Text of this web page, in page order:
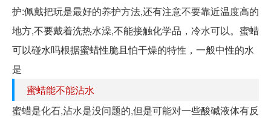
护:佩戴把玩是最好的养护方法,还有注意不要靠近温度高的
地方,不要戴着洗热水澡,不能接触化学品，冷水可以。蜜蜡
可以碰水吗根据蜜蜡性脆且怕干燥的特性，一般中性的水
是
蜜蜡能不能沾水
蜜蜡是化石,沾水是没问题的,但是可能对一些酸碱液体有反